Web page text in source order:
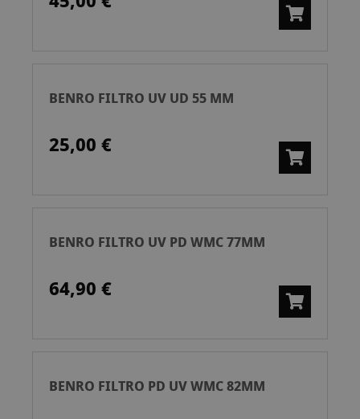
BENRO FILTRO UV UD 55 MM
25,00 €
BENRO FILTRO UV PD WMC 77MM
64,90 €
BENRO FILTRO PD UV WMC 82MM